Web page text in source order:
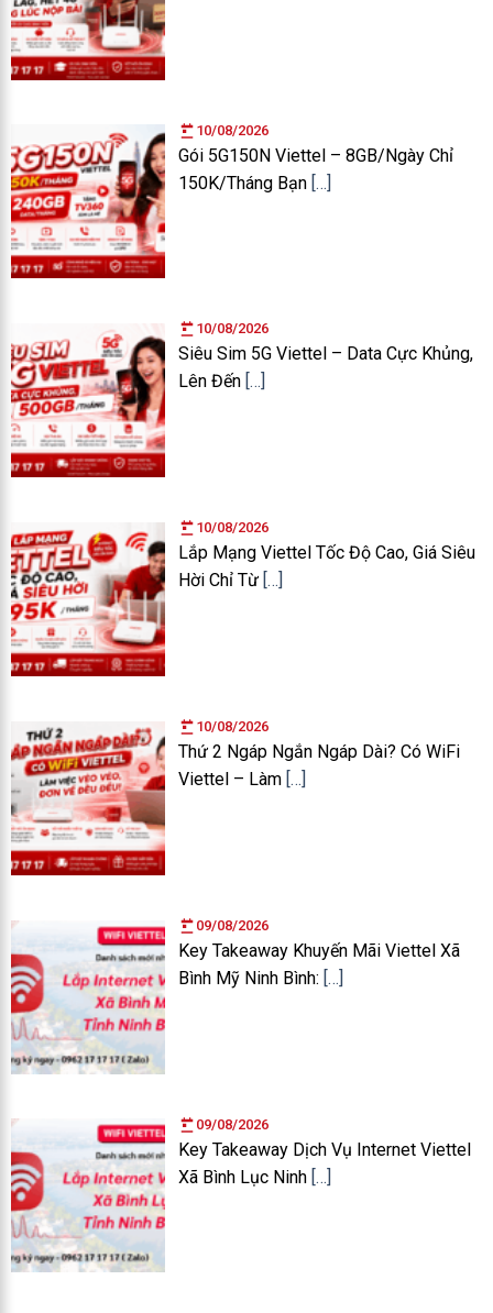
10/08/2026
Gói 5G150N Viettel – 8GB/Ngày Chỉ
150K/Tháng Bạn […]
10/08/2026
Siêu Sim 5G Viettel – Data Cực Khủng,
Lên Đến […]
10/08/2026
Lắp Mạng Viettel Tốc Độ Cao, Giá Siêu
Hời Chỉ Từ […]
10/08/2026
Thứ 2 Ngáp Ngắn Ngáp Dài? Có WiFi
Viettel – Làm […]
09/08/2026
Key Takeaway Khuyến Mãi Viettel Xã
Bình Mỹ Ninh Bình: […]
09/08/2026
Key Takeaway Dịch Vụ Internet Viettel
Xã Bình Lục Ninh […]